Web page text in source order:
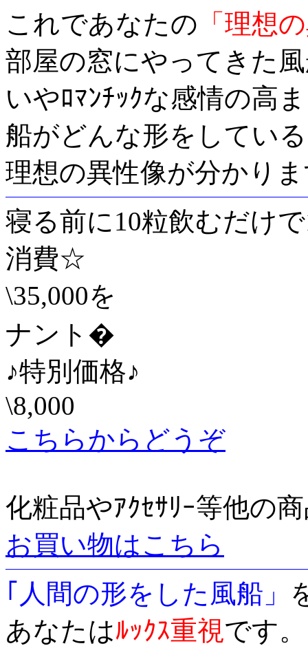
これであなたの 「理想
部屋の窓にやってきた
いやﾛﾏﾝﾁｯｸな感情の高
船がどんな形をしてい
理想の異性像が分かり
寝る前に10粒飲むだけ
消費☆
\35,000を
ナント�
♪特別価格♪
\8,000
こちらからどうぞ
化粧品やｱｸｾｻﾘｰ等他の
お買い物はこちら
｢人間の形をした風船」
あなたはﾙｯｸｽ重視です。